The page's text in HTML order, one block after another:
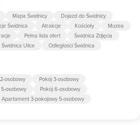
Mapa Świdnicy
Dojazd do Świdnicy
Świdnica Atrakcje Kościoły
Muzea
Pełna lista ofert
Świdnica Zdjęcia
Świdnica Ulice Odległości Świdnica
osobowy
Pokój 3-osobowy
osobowy
Pokój 6-osobowy
Apartament 3-pokojowy 5-osobowy